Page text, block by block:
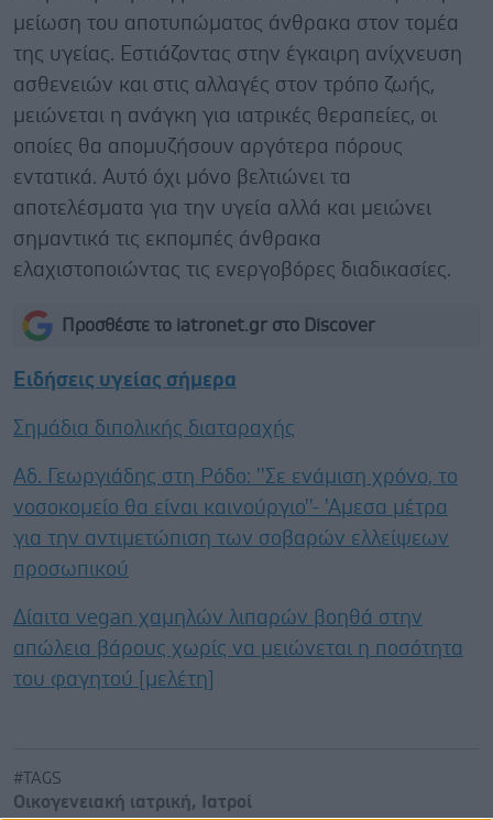
μείωση του αποτυπώματος άνθρακα στον τομέα
της υγείας. Εστιάζοντας στην έγκαιρη ανίχνευση
ασθενειών και στις αλλαγές στον τρόπο ζωής,
μειώνεται η ανάγκη για ιατρικές θεραπείες, οι
οποίες θα απομυζήσουν αργότερα πόρους
εντατικά. Αυτό όχι μόνο βελτιώνει τα
αποτελέσματα για την υγεία αλλά και μειώνει
σημαντικά τις εκπομπές άνθρακα
ελαχιστοποιώντας τις ενεργοβόρες διαδικασίες.
Προσθέστε το iatronet.gr στο Discover
Ειδήσεις υγείας σήμερα
Σημάδια διπολικής διαταραχής
Αδ. Γεωργιάδης στη Ρόδο: ''Σε ενάμιση χρόνο, το
νοσοκομείο θα είναι καινούργιο''- 'Αμεσα μέτρα
για την αντιμετώπιση των σοβαρών ελλείψεων
προσωπικού
Δίαιτα vegan χαμηλών λιπαρών βοηθά στην
απώλεια βάρους χωρίς να μειώνεται η ποσότητα
του φαγητού [μελέτη]
#TAGS
Οικογενειακή ιατρική, Ιατροί